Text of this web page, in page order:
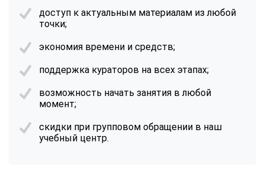
доступ к актуальным материалам из любой
точки;
экономия времени и средств;
поддержка кураторов на всех этапах;
возможность начать занятия в любой
момент;
скидки при групповом обращении в наш
учебный центр.